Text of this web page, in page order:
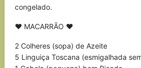
congelado.
♥ MACARRÃO ♥
2 Colheres (sopa) de Azeite
5 Linguiça Toscana (esmigalhada